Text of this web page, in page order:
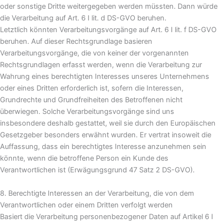
oder sonstige Dritte weitergegeben werden müssten. Dann würde
die Verarbeitung auf Art. 6 I lit. d DS-GVO beruhen.
Letztlich könnten Verarbeitungsvorgänge auf Art. 6 I lit. f DS-GVO
beruhen. Auf dieser Rechtsgrundlage basieren
Verarbeitungsvorgänge, die von keiner der vorgenannten
Rechtsgrundlagen erfasst werden, wenn die Verarbeitung zur
Wahrung eines berechtigten Interesses unseres Unternehmens
oder eines Dritten erforderlich ist, sofern die Interessen,
Grundrechte und Grundfreiheiten des Betroffenen nicht
überwiegen. Solche Verarbeitungsvorgänge sind uns
insbesondere deshalb gestattet, weil sie durch den Europäischen
Gesetzgeber besonders erwähnt wurden. Er vertrat insoweit die
Auffassung, dass ein berechtigtes Interesse anzunehmen sein
könnte, wenn die betroffene Person ein Kunde des
Verantwortlichen ist (Erwägungsgrund 47 Satz 2 DS-GVO).
8. Berechtigte Interessen an der Verarbeitung, die von dem
Verantwortlichen oder einem Dritten verfolgt werden
Basiert die Verarbeitung personenbezogener Daten auf Artikel 6 I